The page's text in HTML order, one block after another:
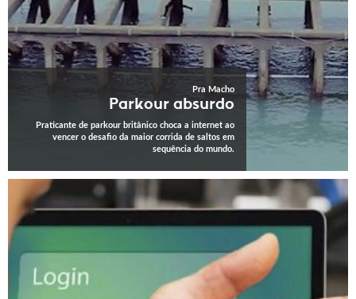
Pra Macho
Parkour absurdo
Praticante de parkour britânico choca a internet ao
vencer o desafio da maior corrida de saltos em
sequência do mundo.